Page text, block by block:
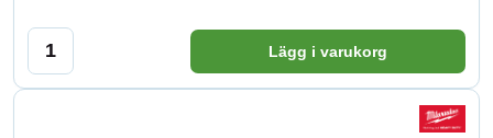
Lägg i varukorg